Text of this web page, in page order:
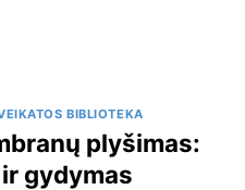
BIBLIOTEKA
plyšimas:
gydymas